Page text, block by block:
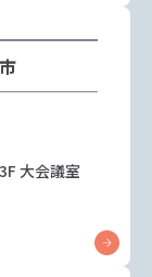
大会議室